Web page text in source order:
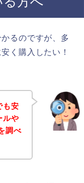
るのですが、多
く購入したい！
も安
ルや
調べ